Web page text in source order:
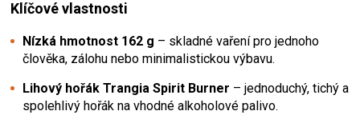
Klíčové vlastnosti
Nízká hmotnost 162 g – skladné vaření pro jednoho
člověka, zálohu nebo minimalistickou výbavu.
Lihový hořák Trangia Spirit Burner – jednoduchý, tichý a
spolehlivý hořák na vhodné alkoholové palivo.